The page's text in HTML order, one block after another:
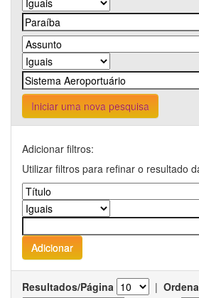
Iniciar uma nova pesquisa
Adicionar filtros:
Utilizar filtros para refinar o resultado
Resultados/Página |